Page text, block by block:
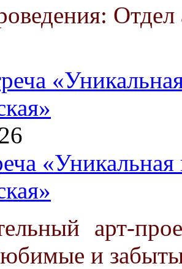
Отдел
арт-
и